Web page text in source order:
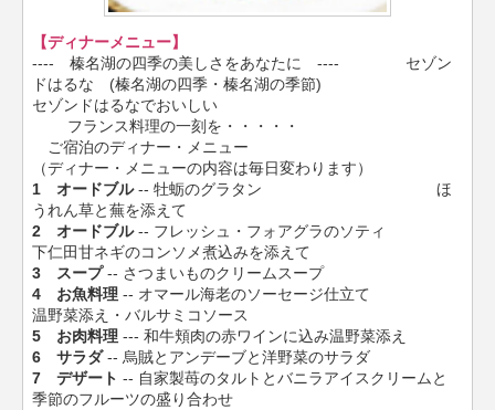
【ディナーメニュー】
---- 榛名湖の四季の美しさをあなたに ---- セゾン
ドはるな (榛名湖の四季・榛名湖の季節)
セゾンドはるなでおいしい
フランス料理の一刻を・・・・・
ご宿泊のディナー・メニュー
（ディナー・メニューの内容は毎日変わります）
1 オードブル-- 牡蛎のグラタン ほ
うれん草と蕪を添えて
2 オードブル-- フレッシュ・フォアグラのソティ
下仁田甘ネギのコンソメ煮込みを添えて
3 スープ-- さつまいものクリームスープ
4 お魚料理 -- オマール海老のソーセージ仕立て
温野菜添え・バルサミコソース
5 お肉料理 --- 和牛頬肉の赤ワインに込み温野菜添え
6 サラダ-- 烏賊とアンデーブと洋野菜のサラダ
7 デザート -- 自家製苺のタルトとバニラアイスクリームと
季節のフルーツの盛り合わせ